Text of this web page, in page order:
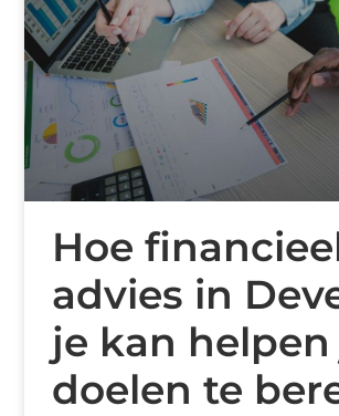
Hoe
advies in
je kan helpen
doelen te